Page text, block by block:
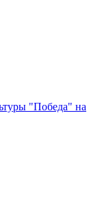
"Победа" на